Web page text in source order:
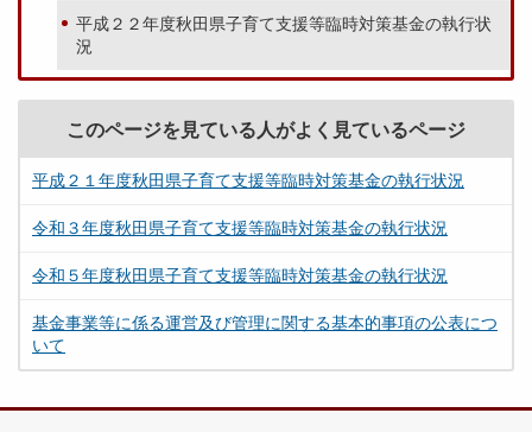
平成２２年度秋田県子育て支援等臨時対策基金の執行状
況
このページを見ている人がよく見ているページ
平成２１年度秋田県子育て支援等臨時対策基金の執行状況
令和３年度秋田県子育て支援等臨時対策基金の執行状況
令和５年度秋田県子育て支援等臨時対策基金の執行状況
基金事業等に係る運営及び管理に関する基本的事項の公表につ
いて